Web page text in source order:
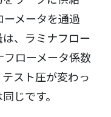
メータを通過
、ラミナフロー
ローメータ係数
スト圧が変わっ
じです。